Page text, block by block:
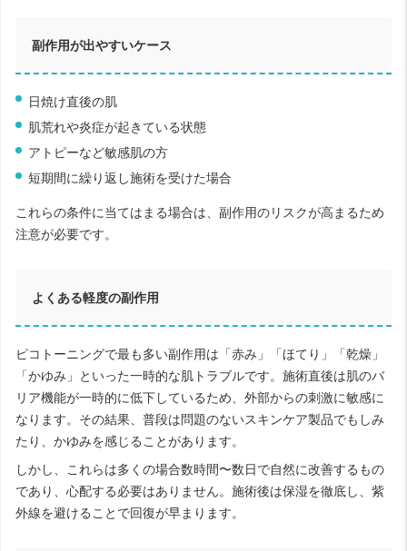
副作用が出やすいケース
日焼け直後の肌
肌荒れや炎症が起きている状態
アトピーなど敏感肌の方
短期間に繰り返し施術を受けた場合
これらの条件に当てはまる場合は、副作用のリスクが高まるため
注意が必要です。
よくある軽度の副作用
ピコトーニングで最も多い副作用は「赤み」「ほてり」「乾燥」
「かゆみ」といった一時的な肌トラブルです。施術直後は肌のバ
リア機能が一時的に低下しているため、外部からの刺激に敏感に
なります。その結果、普段は問題のないスキンケア製品でもしみ
たり、かゆみを感じることがあります。
しかし、これらは多くの場合数時間〜数日で自然に改善するもの
であり、心配する必要はありません。施術後は保湿を徹底し、紫
外線を避けることで回復が早まります。